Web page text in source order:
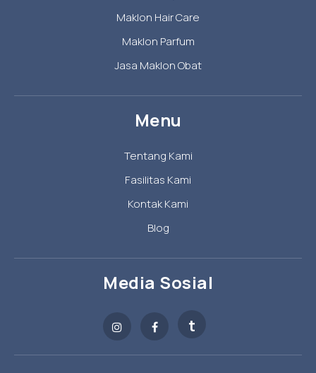
Maklon Hair Care
Maklon Parfum
Jasa Maklon Obat
Menu
Tentang Kami
Fasilitas Kami
Kontak Kami
Blog
Media Sosial
t